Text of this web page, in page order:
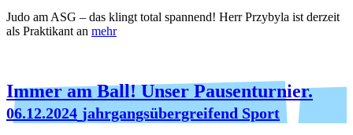
Judo am ASG – das klingt total spannend! Herr Przybyla ist derzeit
als Praktikant an mehr
Immer am Ball! Unser Pausenturnier.
06.12.2024 jahrgangsübergreifend Sport